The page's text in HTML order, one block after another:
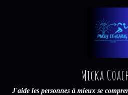
Micka
J'aide les personnes à mieux se